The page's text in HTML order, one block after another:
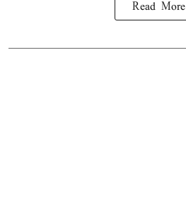
Read More